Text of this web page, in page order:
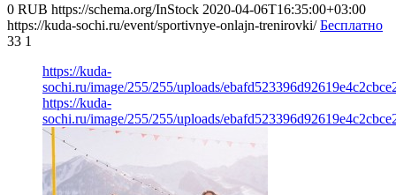
0 RUB https://schema.org/InStock 2020-04-06T16:35:00+03:00
https://kuda-sochi.ru/event/sportivnye-onlajn-trenirovki/ Бесплатно
33 1
https://kuda-
sochi.ru/image/255/255/uploads/
https://kuda-
sochi.ru/image/255/255/uploads/